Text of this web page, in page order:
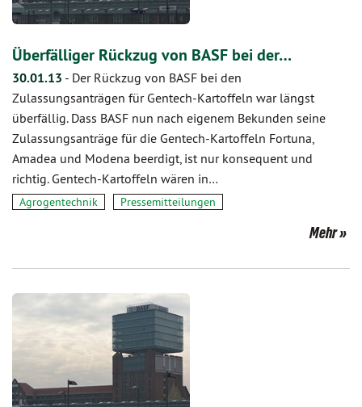
Überfälliger Rückzug von BASF bei der…
30.01.13 - Der Rückzug von BASF bei den
Zulassungsanträgen für Gentech-Kartoffeln war längst
überfällig. Dass BASF nun nach eigenem Bekunden seine
Zulassungsanträge für die Gentech-Kartoffeln Fortuna,
Amadea und Modena beerdigt, ist nur konsequent und
richtig. Gentech-Kartoffeln wären in…
Agrogentechnik Pressemitteilungen
Mehr